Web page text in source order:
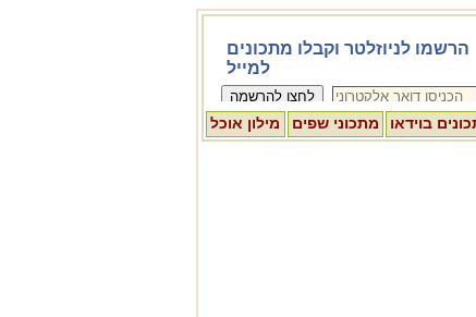
בוידאו מתכוני שפים מילון אוכל